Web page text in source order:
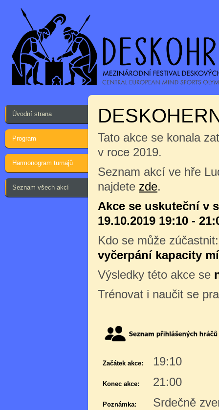
Úvodní strana
Program
Harmonogram turnajů
Seznam všech akcí
Tato akce se konala
v roce 2019.
Seznam akcí ve hře
najdete zde.
Akce se uskuteční v
19.10.2019 19:10 -
Kdo se může
vyčerpání kapacity
Výsledky této akce se
Trénovat i naučit se
Začátek akce: 19:10
Konec akce: 21:00
Poznámka:
Srdečně